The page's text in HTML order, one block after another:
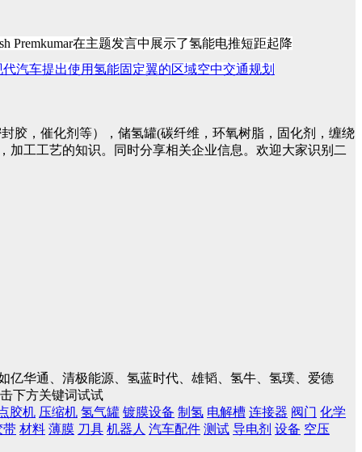
Premkumar在主题发言中展示了氢能电推短距起降
代汽车提出使用氢能固定翼的区域空中交通规划
胶，催化剂等），储氢罐(碳纤维，环氧树脂，固化剂，缠绕
加工工艺的知识。同时分享相关企业信息。欢迎大家识别二
亿华通、清极能源、氢蓝时代、雄韬、氢牛、氢璞、爱德
下方关键词试试
胶机 压缩机 氢气罐 镀膜设备 制氢 电解槽 连接器 阀门 化学
带 材料 薄膜 刀具 机器人 汽车配件 测试 导电剂 设备 空压